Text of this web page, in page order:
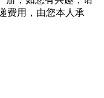
费用，由您本人承